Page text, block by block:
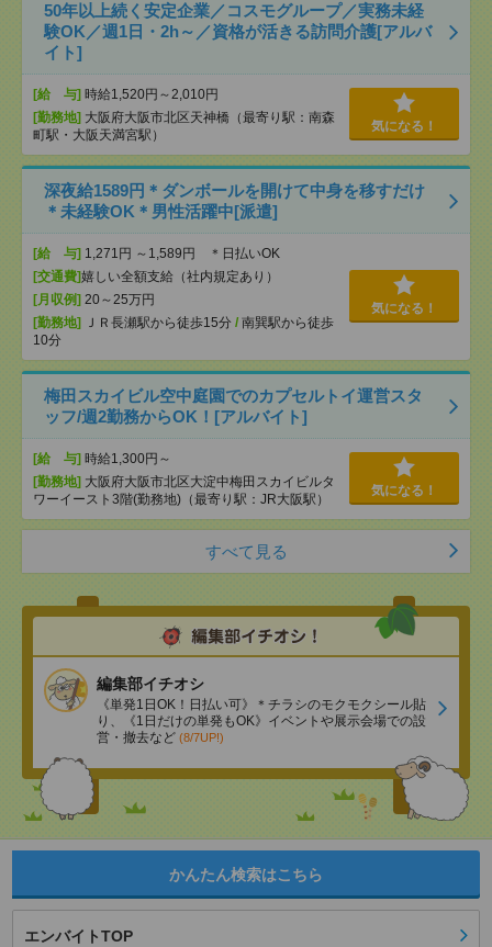
50年以上続く安定企業／コスモグループ／実務未経
験OK／週1日・2h～／資格が活きる訪問介護[アルバ
イト]
[給 与] 時給1,520円～2,010円
[勤務地] 大阪府大阪市北区天神橋（最寄り駅：南森
町駅・大阪天満宮駅）
気になる！
深夜給1589円＊ダンボールを開けて中身を移すだけ
＊未経験OK＊男性活躍中[派遣]
[給 与] 1,271円 ～1,589円 ＊日払いOK
[交通費]嬉しい全額支給（社内規定あり）
[月収例] 20～25万円
[勤務地]
ＪＲ長瀬駅から徒歩15分 / 南巽駅から徒歩
10分
気になる！
梅田スカイビル空中庭園でのカプセルトイ運営スタ
ッフ/週2勤務からOK！[アルバイト]
[給 与] 時給1,300円～
[勤務地] 大阪府大阪市北区大淀中梅田スカイビルタ
ワーイースト3階(勤務地)（最寄り駅：JR大阪駅）
気になる！
すべて見る
編集部イチオシ
《単発1日OK！日払い可》＊チラシのモクモクシール貼
り、《1日だけの単発もOK》イベントや展示会場での設
営・撤去など (8/7UP!)
かんたん検索はこちら
エンバイトTOP